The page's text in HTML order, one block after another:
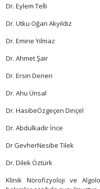
Dr. Eylem Telli
Dr. Utku Oğan Akyıldız
Dr. Emine Yılmaz
Dr. Ahmet Şair
Dr. Ersin Deneri
Dr. Ahu Ünsal
Dr. HasibeÖzgeçen Dinçel
Dr. Abdulkadir İnce
Dr GevherNesibe Tilek
Dr. Dilek Öztürk
Klinik Nörofizyoloji ve